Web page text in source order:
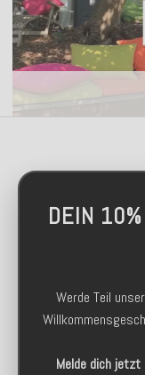
DEIN
Werde Teil
Melde dich